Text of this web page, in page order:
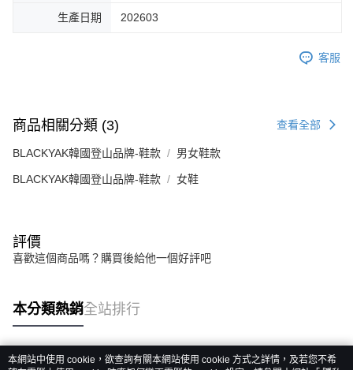
生產日期 202603
客服
商品相關分類 (3) 查看全部
BLACKYAK韓國登山品牌-鞋款 男女鞋款
BLACKYAK韓國登山品牌-鞋款 女鞋
評價
喜歡這個商品嗎？購買後給他一個好評吧
本分類熱銷全站排行
本網站中使用 cookie，欲查詢有關本網站使用 cookie 方式之詳情，及若您不希